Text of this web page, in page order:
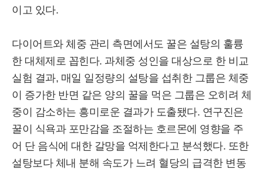
이고 있다.
다이어트와 체중 관리 측면에서도 꿀은 설탕의 훌륭
한 대체제로 꼽힌다. 과체중 성인을 대상으로 한 비교
실험 결과, 매일 일정량의 설탕을 섭취한 그룹은 체중
이 증가한 반면 같은 양의 꿀을 먹은 그룹은 오히려 체
중이 감소하는 흥미로운 결과가 도출됐다. 연구진은
꿀이 식욕과 포만감을 조절하는 호르몬에 영향을 주
어 단 음식에 대한 갈망을 억제한다고 분석했다. 또한
설탕보다 체내 분해 속도가 느려 혈당의 급격한 변동